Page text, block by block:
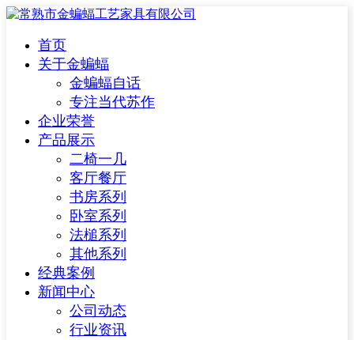
首页
关于金蝙蝠
金蝙蝠自话
专注当代苏作
企业荣誉
产品展示
二椅一几
客厅餐厅
书房系列
卧室系列
法槌系列
其他系列
经典案例
新闻中心
公司动态
行业资讯